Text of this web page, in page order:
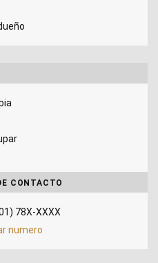
CONTACTO
78X-XXXX
numero